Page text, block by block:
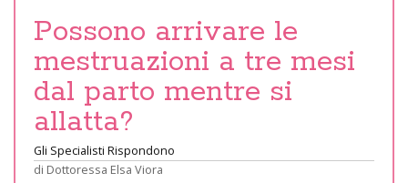
Possono arrivare le
mestruazioni a tre mesi
dal parto mentre si
allatta?
Gli Specialisti Rispondono
di Dottoressa Elsa Viora